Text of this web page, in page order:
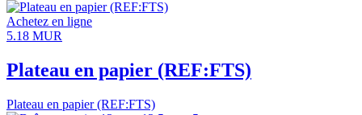
Achetez en ligne
5.18 MUR
Plateau en papier (REF:FTS)
Plateau en papier (REF:FTS)